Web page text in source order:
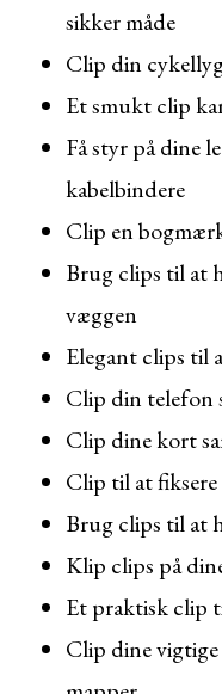
sikker måde
Clip din
Et smukt clip
Få styr på dine
kabelbindere
Clip en
Brug clips til at
væggen
Elegant clips til
Clip din telefon
Clip dine kort
Clip til at
Brug clips til at
Klip clips på
Et praktisk clip
Clip dine